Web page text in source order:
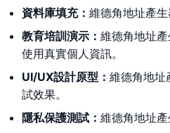
資料庫填充： 維德角地址產
教育培訓演示： 維德角地址
使用真實個人資訊。
UI/UX設計原型： 維德角地址
試效果。
隱私保護測試： 維德角地址